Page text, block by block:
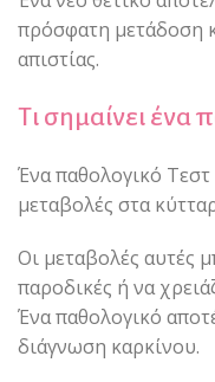
πρόσφατη μετάδοση
απιστίας.
Τι σημαίνει ένα
Ένα παθολογικό Τεστ
μεταβολές στα
Οι μεταβολές αυτές
παροδικές ή να
Ένα παθολογικό
διάγνωση καρκίνου.